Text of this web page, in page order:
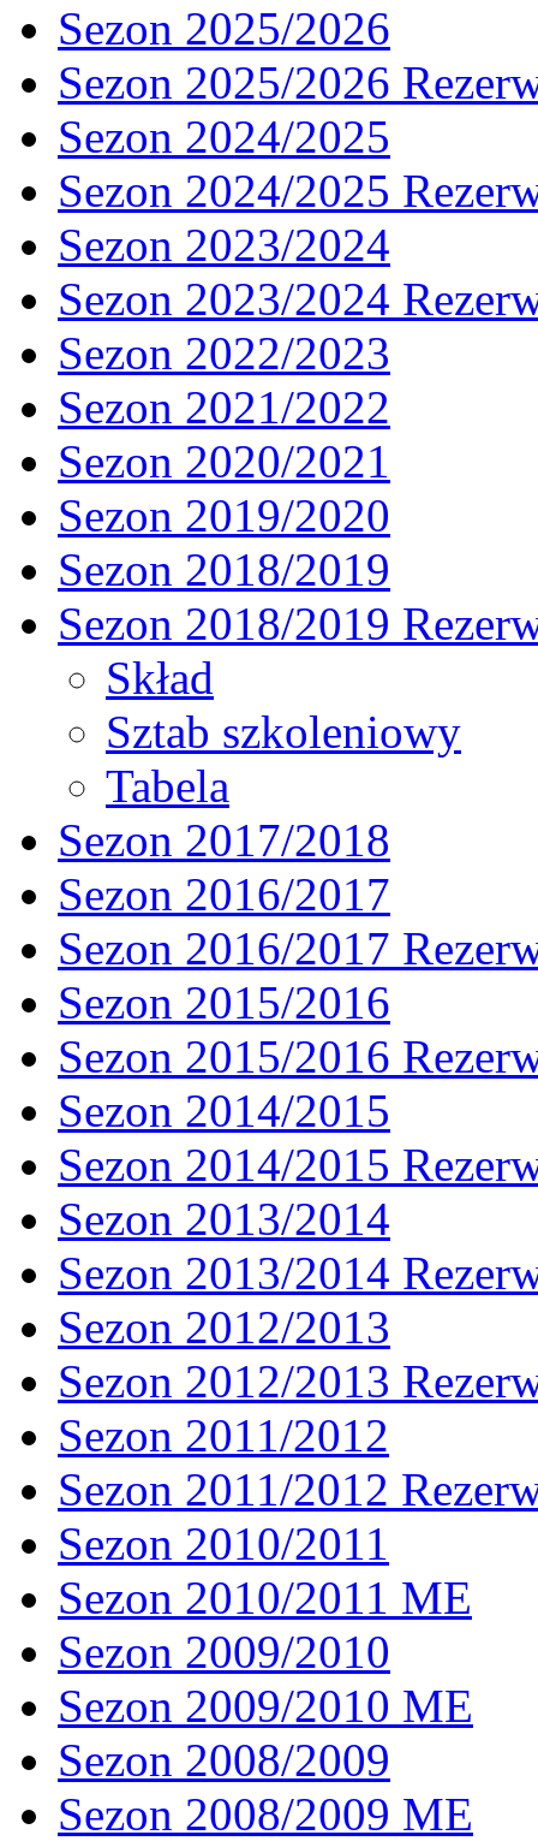
Sezon 2025/2026
Sezon 2025/2026
Sezon 2024/2025
Sezon 2024/2025
Sezon 2023/2024
Sezon 2023/2024
Sezon 2022/2023
Sezon 2021/2022
Sezon 2020/2021
Sezon 2019/2020
Sezon 2018/2019
Sezon 2018/2019
Skład
Sztab szkoleniowy
Tabela
Sezon 2017/2018
Sezon 2016/2017
Sezon 2016/2017
Sezon 2015/2016
Sezon 2015/2016
Sezon 2014/2015
Sezon 2014/2015
Sezon 2013/2014
Sezon 2013/2014
Sezon 2012/2013
Sezon 2012/2013
Sezon 2011/2012
Sezon 2011/2012
Sezon 2010/2011
Sezon 2010/2011 ME
Sezon 2009/2010
Sezon 2009/2010 ME
Sezon 2008/2009
Sezon 2008/2009 ME